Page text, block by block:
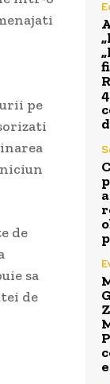
pe
de
sa
de